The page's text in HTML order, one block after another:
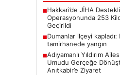
■Hakkari’de JİHA
Operasyonunda 253
Geçirildi
■Dumanlar ilçeyi kapladı:
tamirhanede yangın
■Adıyamanlı Yıldırım
Umudu Gerçeğe
Anıtkabir’e Ziyaret